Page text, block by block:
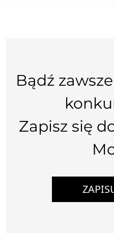
Bądź
Zapisz się